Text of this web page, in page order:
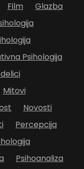
Film
Glazba
Psihologija
Mitovi
Novosti
Percepcija
Psihoanaliza